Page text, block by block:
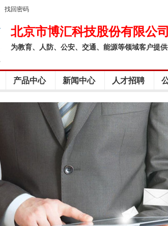
找回密码
北京市博汇科技股份有限公司
为教育、人防、公安、交通、能源等领域客户提
产品中心 新闻中心 人才招聘